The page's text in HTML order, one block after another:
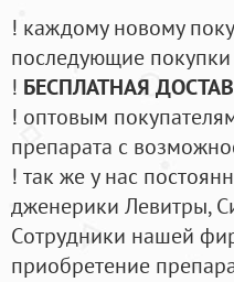
! каждому новому
последующие покупки
! БЕСПЛАТНАЯ
! оптовым
препарата с
! так же у нас
дженерики Левитры,
Cотрудники нашей
приобретение